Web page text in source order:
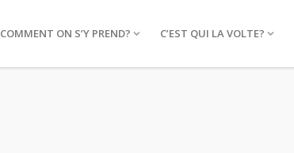
COMMENT ON S’Y PREND? C’EST QUI LA VOLTE?